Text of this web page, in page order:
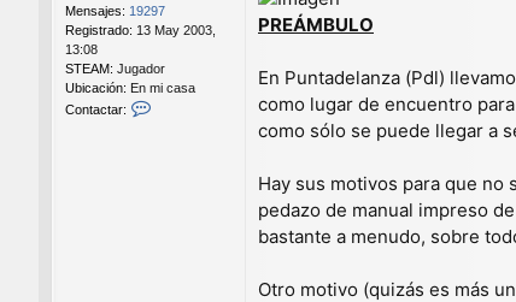
a
t
y
n
Mensajes: 19297
Registrado: 13 May 2003,
13:08
STEAM: Jugador
Ubicación: En mi casa
Contactar:
PREÁMBULO
En Puntadelanza (Pdl)
como lugar de encuentro
como sólo se puede llegar a
Hay sus motivos para que
pedazo de manual impreso
bastante a menudo, sobre
Otro motivo (quizás es más